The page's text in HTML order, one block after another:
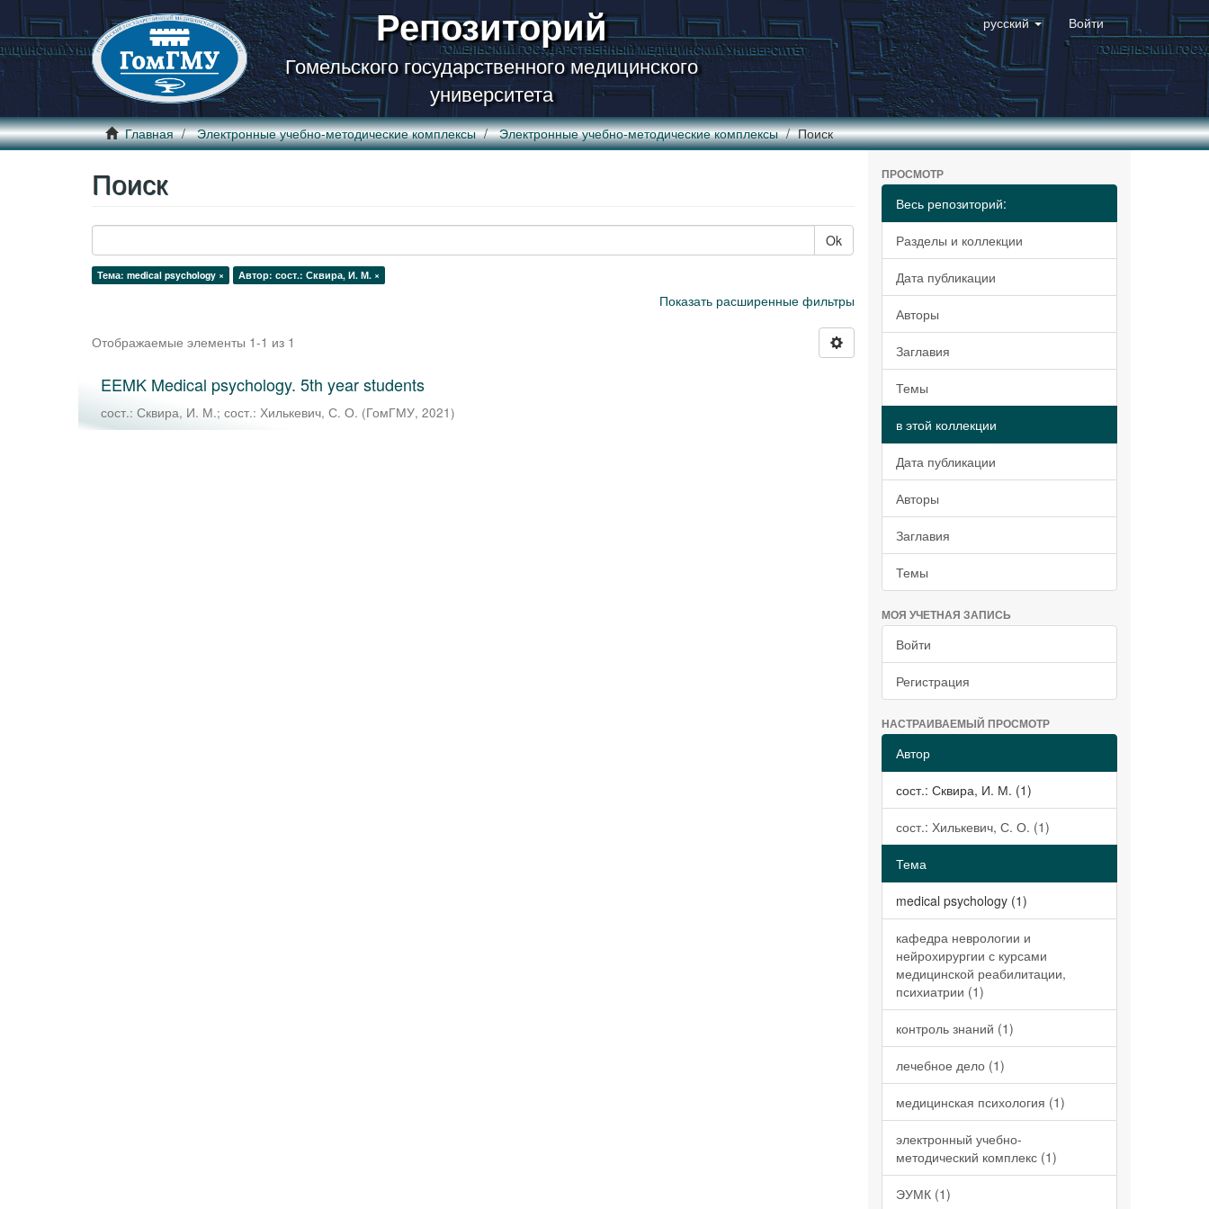
Репозиторий
Гомельского государственного медицинского
университета
русский Войти
Главная Электронные учебно-методические комплексы Электронные учебно-методические комплексы Поиск
Поиск
Ok
Тема: medical psychology × Автор: сост.: Сквира, И. М. ×
Показать расширенные фильтры
Отображаемые элементы 1-1 из 1
EEMK Medical psychology. 5th year students
сост.: Сквира, И. М.; сост.: Хилькевич, С. О. (ГомГМУ, 2021)
ПРОСМОТР
Весь репозиторий:
Разделы и коллекции
Дата публикации
Авторы
Заглавия
Темы
в этой коллекции
Дата публикации
Авторы
Заглавия
Темы
МОЯ УЧЕТНАЯ ЗАПИСЬ
Войти
Регистрация
НАСТРАИВАЕМЫЙ ПРОСМОТР
Автор
сост.: Сквира, И. М. (1)
сост.: Хилькевич, С. О. (1)
Тема
medical psychology (1)
кафедра неврологии и
нейрохирургии с курсами
медицинской реабилитации,
психиатрии (1)
контроль знаний (1)
лечебное дело (1)
медицинская психология (1)
электронный учебно-
методический комплекс (1)
ЭУМК (1)